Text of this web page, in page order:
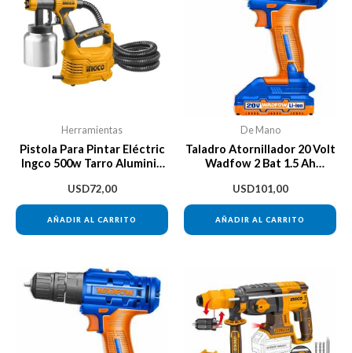
Herramientas
Pistola Para Pintar Eléctric
Ingco 500w Tarro Aluminio
USD72,00
AÑADIR AL CARRITO
De Mano
Taladro Atornillador 20 Volt
Wadfow 2 Bat 1.5 Ah
USD101,00
AÑADIR AL CARRITO